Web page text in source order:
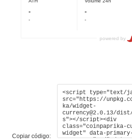
Copiar código: